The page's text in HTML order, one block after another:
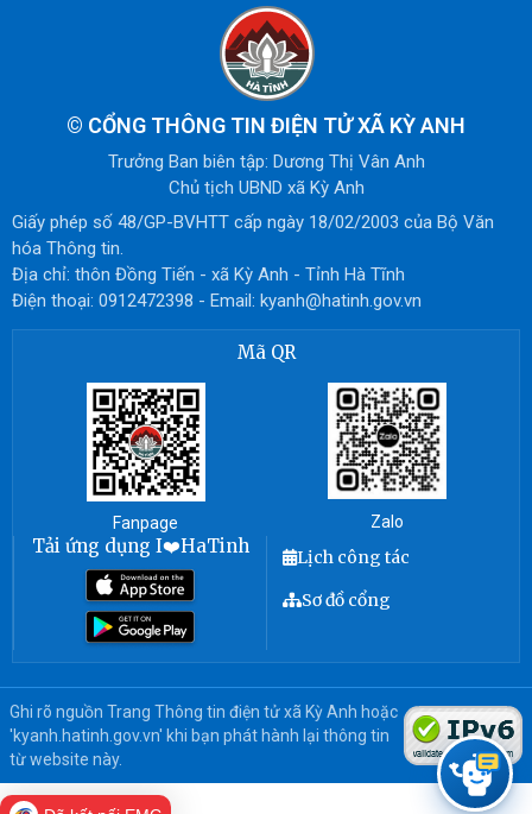
© CỔNG THÔNG TIN ĐIỆN TỬ XÃ KỲ ANH
Trưởng Ban biên tập: Dương Thị Vân Anh
Chủ tịch UBND xã Kỳ Anh
Giấy phép số 48/GP-BVHTT cấp ngày 18/02/2003 của Bộ Văn
hóa Thông tin.
Địa chỉ: thôn Đồng Tiến - xã Kỳ Anh - Tỉnh Hà Tĩnh
Điện thoại: 0912472398 - Email: kyanh@hatinh.gov.vn
Mã QR
Fanpage Zalo
Tải ứng dụng I❤️HaTinh
Lịch công tác
Sơ đồ cổng
Ghi rõ nguồn Trang Thông tin điện tử xã Kỳ Anh hoặc
'kyanh.hatinh.gov.vn' khi bạn phát hành lại thông tin
từ website này.